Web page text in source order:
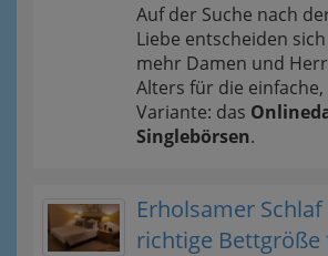
Auf der Suche nach
Liebe entscheiden
mehr Damen und
Alters für die
Variante: das
Singlebörsen.
Erholsamer
richtige Bettgröße